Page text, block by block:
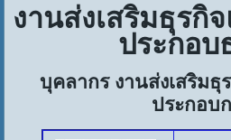
งานส่งเสริมธุรกิ
ประกอบ
บุคลากร งานส่งเสริมธุ
ประกอบ